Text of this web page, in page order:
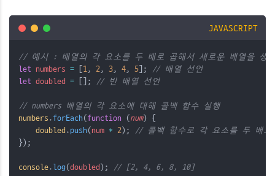
JAVASCRIPT
// 예시 : 배열의 각 요소를 두 배로 곱해서 새로운 배열을 생
let numbers = 1, 2, 3, 4, 5 ];
// 배열 선언
let doubled = []; // 빈 배열 선언
// numbers 배열의 각 요소에 대해 콜백 함수 실행
numbers . forEach( function ( num) {
doubled . push( num * 2);
// 콜백 함수로 각 요소를 두 배
});
console. log(doubled ); // [2, 4, 6, 8, 10]